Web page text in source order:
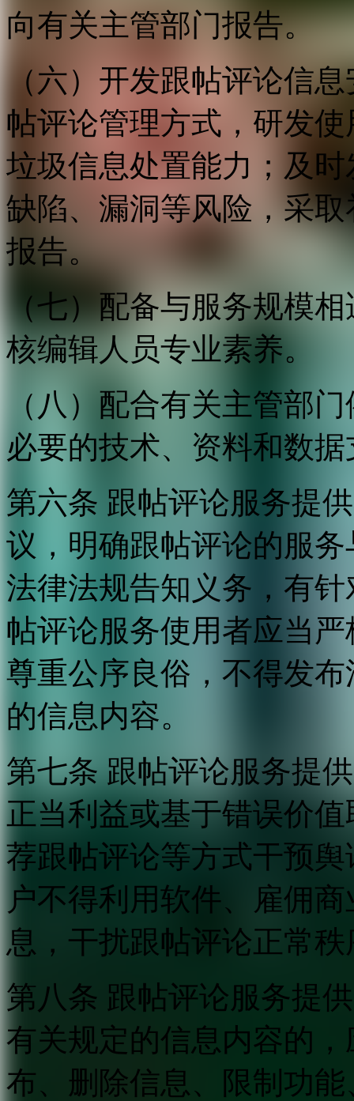
向有关主管部门报告。
（六）开发跟帖评论信
帖评论管理方式，研发
垃圾信息处置能力；及
缺陷、漏洞等风险，采
报告。
（七）配备与服务规模
核编辑人员专业素养。
（八）配合有关主管部
必要的技术、资料和数
第六条 跟帖评论服务提
议，明确跟帖评论的服
法律法规告知义务，有
帖评论服务使用者应当
尊重公序良俗，不得发
的信息内容。
第七条 跟帖评论服务提
正当利益或基于错误价
荐跟帖评论等方式干预
户不得利用软件、雇佣
息，干扰跟帖评论正常
第八条 跟帖评论服务提
有关规定的信息内容的
布、删除信息、限制功